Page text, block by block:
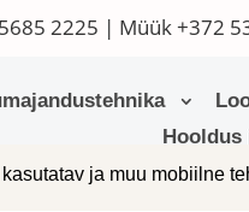
2225 | Müük+372
Hooldus
ja muu mobiilne